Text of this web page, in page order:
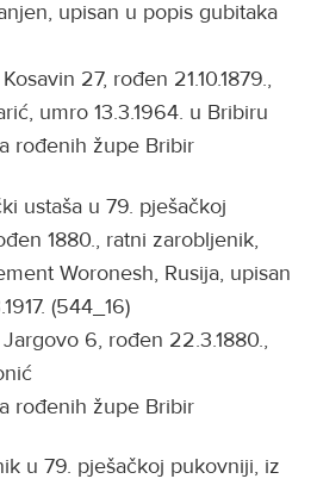
upisan u popis gubitaka
27, rođen 21.10.1879.,
umro 13.3.1964. u Bribiru
rođenih župe Bribir
ustaša u 79. pješačkoj
1880., ratni zarobljenik,
Woronesh, Rusija, upisan
(544_16)
6, rođen 22.3.1880.,
rođenih župe Bribir
u 79. pješačkoj pukovniji, iz